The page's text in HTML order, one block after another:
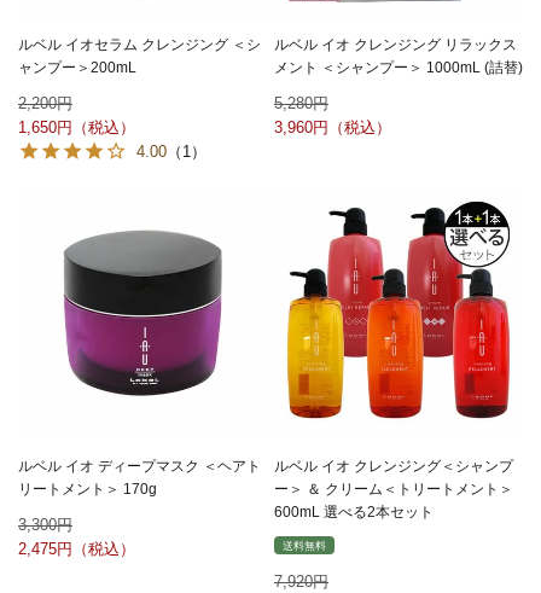
ルベル イオセラム クレンジング ＜シ
ャンプー＞200mL
2,200
1,650
4.00 （1）
ルベル イオ クレンジング リラックス
メント ＜シャンプー＞ 1000mL (詰替)
5,280
3,960
ルベル イオ ディープマスク ＜ヘアト
リートメント＞ 170g
3,300
2,475
ルベル イオ クレンジング＜シャンプ
ー＞ ＆ クリーム＜トリートメント＞
600mL 選べる2本セット
送料無料
7,920